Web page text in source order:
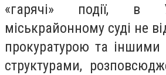
«гарячі» події, в
міськрайонному суді не
прокуратурою та іншими
структурами,